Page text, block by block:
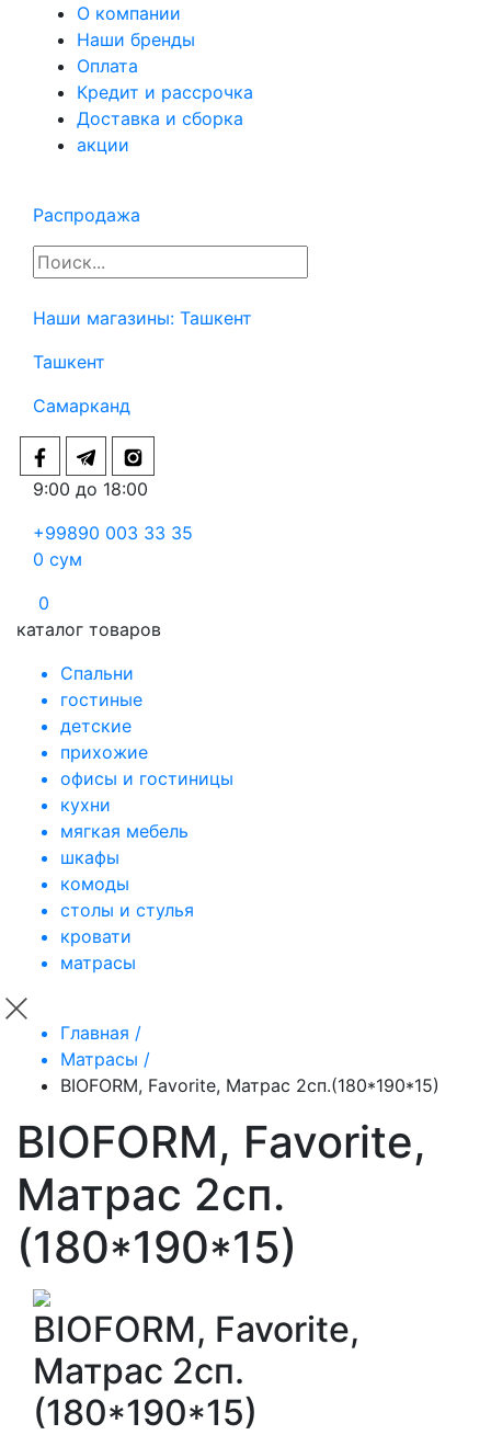
О компании
Наши бренды
Оплата
Кредит и рассрочка
Доставка и сборка
акции
Распродажа
Наши магазины: Ташкент
Ташкент
Самарканд
9:00 до 18:00
+99890 003 33 35
0 сум
0
каталог товаров
Спальни
гостиные
детские
прихожие
офисы и гостиницы
кухни
мягкая мебель
шкафы
комоды
столы и стулья
кровати
матрасы
Главная /
Матрасы /
BIOFORM, Favorite, Матрас 2сп.(180*190*15)
BIOFORM, Favorite,
Матрас 2сп.
(180*190*15)
BIOFORM, Favorite,
Матрас 2сп.
(180*190*15)